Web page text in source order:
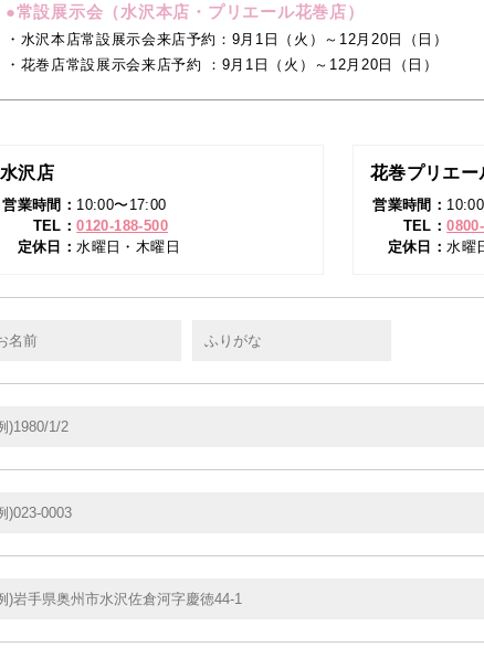
●常設展示会（水沢本店・プリエール花巻店）
・水沢本店常設展示会来店予約：9月1日（火）～12月20日（日）
・花巻店常設展示会来店予約 ：9月1日（火）～12月20日（日）
水沢店
営業時間： 10:00〜17:00
TEL：0120-188-500
定休日：水曜日・木曜日
花巻プリエー
営業時間：
TEL：
定休日：水曜